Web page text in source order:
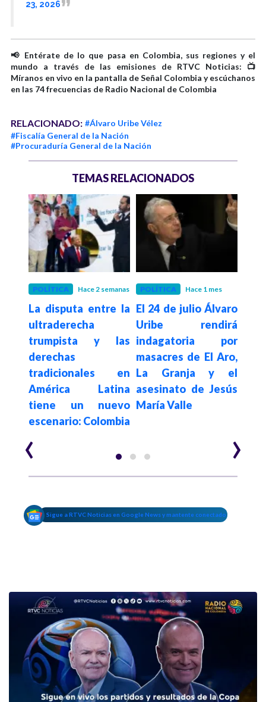
23, 2026
📢 Entérate de lo que pasa en Colombia, sus regiones y el
mundo a través de las emisiones de RTVC Noticias: 📺
Míranos en vivo en la pantalla de Señal Colombia y escúchanos
en las 74 frecuencias de Radio Nacional de Colombia
RELACIONADO: #Álvaro Uribe Vélez
#Fiscalía General de la Nación
#Procuraduría General de la Nación
TEMAS RELACIONADOS
POLÍTICA Hace 2 semanas
La disputa entre la
ultraderecha
trumpista y las
derechas
tradicionales en
América Latina
tiene un nuevo
escenario: Colombia
POLÍTICA Hace 1 mes
El 24 de julio Álvaro
Uribe rendirá
indagatoria por
masacres de El Aro,
La Granja y el
asesinato de Jesús
María Valle
‹ ›
Sigue a RTVC Noticias en Google News y mantente conectado